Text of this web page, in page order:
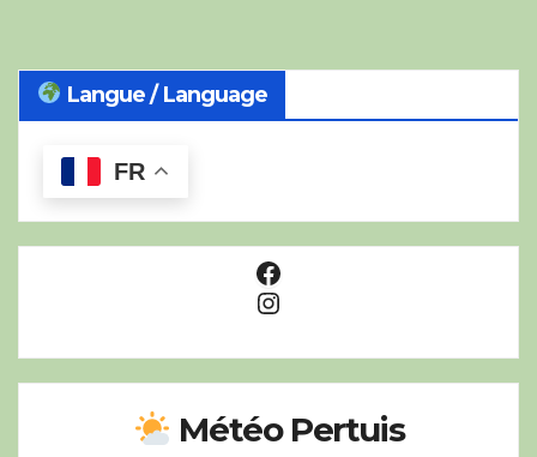
Langue / Language
FR
Facebook
Instagram
Météo Pertuis